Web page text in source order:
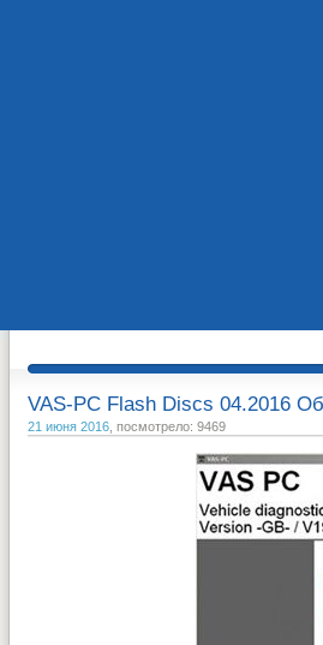
VAS-PC Flash Discs 04.2016
21 июня 2016, посмотрело: 9469